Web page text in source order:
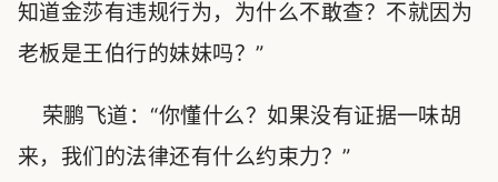
知道金莎有违规行为，为什么不敢查？不就因为
老板是王伯行的妹妹吗？”
荣鹏飞道：“你懂什么？如果没有证据一味胡
来，我们的法律还有什么约束力？”